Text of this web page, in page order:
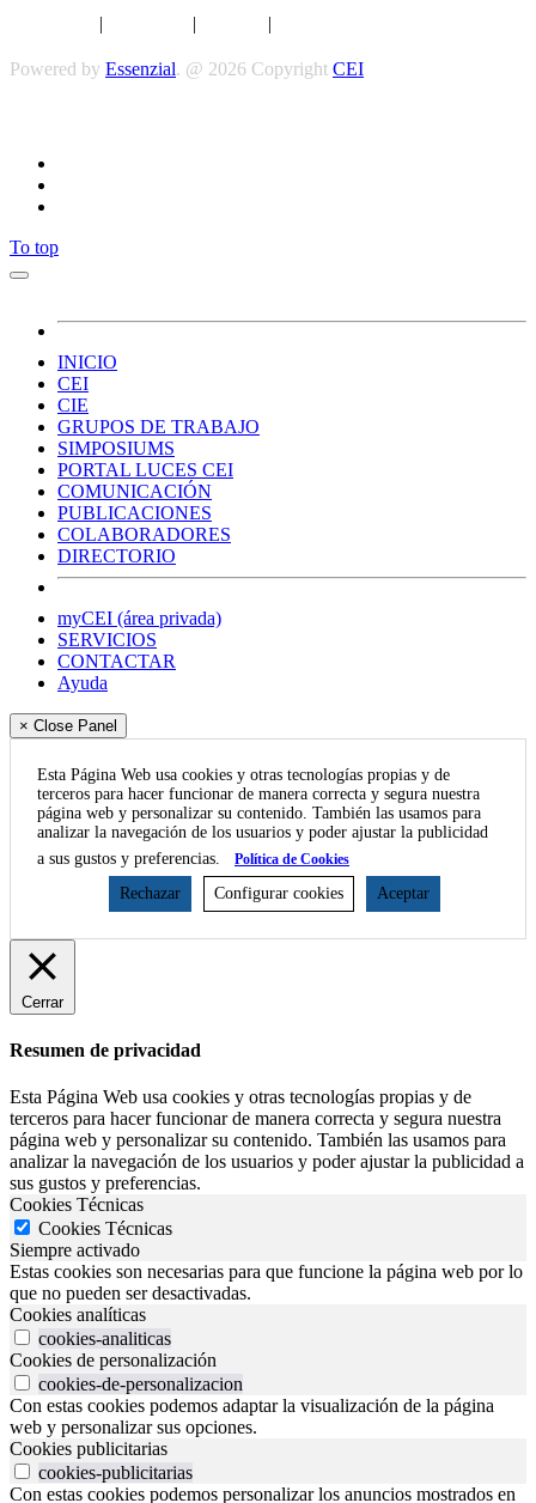
| | |
Powered by Essenzial. @ 2026 Copyright CEI
To top
INICIO
CEI
CIE
GRUPOS DE TRABAJO
SIMPOSIUMS
PORTAL LUCES CEI
COMUNICACIÓN
PUBLICACIONES
COLABORADORES
DIRECTORIO
myCEI (área privada)
SERVICIOS
CONTACTAR
Ayuda
× Close Panel
Esta Página Web usa cookies y otras tecnologías propias y de
terceros para hacer funcionar de manera correcta y segura nuestra
página web y personalizar su contenido. También las usamos para
analizar la navegación de los usuarios y poder ajustar la publicidad
a sus gustos y preferencias.
Política de Cookies
Rechazar Configurar cookies Aceptar
Cerrar
Resumen de privacidad
Esta Página Web usa cookies y otras tecnologías propias y de
terceros para hacer funcionar de manera correcta y segura nuestra
página web y personalizar su contenido. También las usamos para
analizar la navegación de los usuarios y poder ajustar la publicidad a
sus gustos y preferencias.
Cookies Técnicas
Cookies Técnicas
Siempre activado
Estas cookies son necesarias para que funcione la página web por lo
que no pueden ser desactivadas.
Cookies analíticas
cookies-analiticas
Cookies de personalización
cookies-de-personalizacion
Con estas cookies podemos adaptar la visualización de la página
web y personalizar sus opciones.
Cookies publicitarias
cookies-publicitarias
Con estas cookies podemos personalizar los anuncios mostrados en